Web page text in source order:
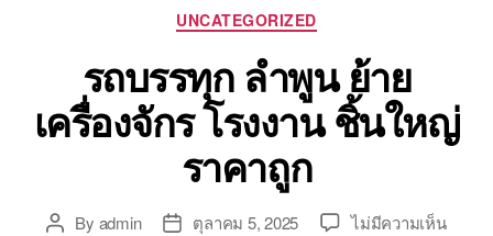
เบท
เฉพาะ
กิจ
พิเศษ
ย้าย
เครื่องจักร
ติดต่อ
โทร
0818900005
Categories
UNCATEGORIZED
รถบรรทุก ลำพูน ย้าย
เครื่องจักร โรงงาน ชิ้นใหญ่
ราคาถูก
PostBy admin
Postตุลาคม 5, 2025 ไม่มีความเห็นบน